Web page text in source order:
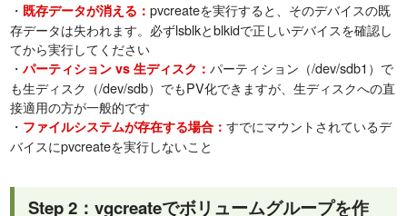
・ 既存データが消える：pvcreateを実行すると、そのデバイスの既
存データは失われます。必ずlsblkとblkidで正しいデバイスを確認し
てから実行してください
・パーティション vs 生ディスク：パーティション（/dev/sdb1）で
も生ディスク（/dev/sdb）でもPV化できますが、生ディスクへの直
接適用の方が一般的です
・ ファイルシステムが存在する場合：すでにマウントされているデ
バイスにpvcreateを実行しないこと
Step 2：vgcreateでボリュームグループを作